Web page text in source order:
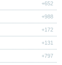
+652
+988
+172
+131
+797